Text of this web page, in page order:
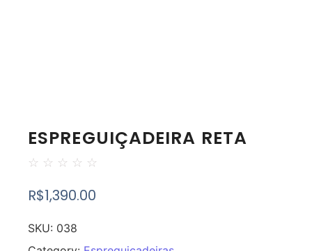
ESPREGUIÇADEIRA RETA
☆ ☆ ☆ ☆ ☆
R$1,390.00
SKU: 038